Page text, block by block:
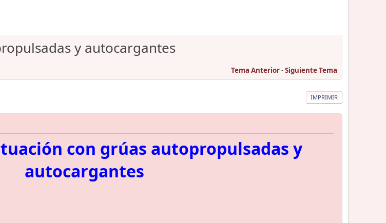
y autocargantes
Tema Anterior-Siguiente Tema
IMPRIMIR
con grúas autopropulsadas y
autocargantes